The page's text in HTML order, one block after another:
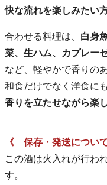
快な流れを楽しみたい
合わせる料理は、 白身
菜、生ハム、カプレー
など、軽やかで香りの
和食だけでなく洋食に
香りを立たせながら楽
《 保存・発送につい
この酒は火入れが行わ
す。